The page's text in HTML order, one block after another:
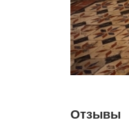
Отзывы